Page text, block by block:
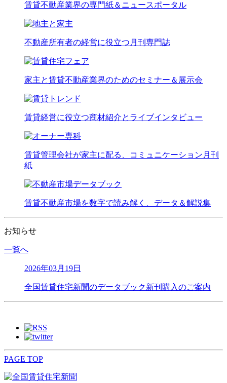
賃貸不動産業界の専門紙＆ニュースポータル
不動産所有者の経営に役立つ月刊専門誌
家主と賃貸不動産業界のためのセミナー＆展示会
賃貸経営に役立つ商材紹介とライブインタビュー
賃貸管理会社が家主に配る、コミュニケーション月刊
紙
賃貸不動産市場を数字で読み解く、データ＆解説集
お知らせ
一覧へ
2026年03月19日
全国賃貸住宅新聞のデータブック新刊購入のご案内
PAGE TOP